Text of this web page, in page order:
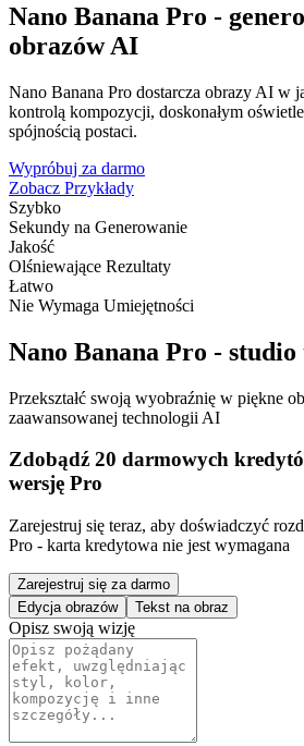
Nano Banana Pro -
obrazów AI
Nano Banana Pro dostarcza obrazy AI w
kontrolą kompozycji, doskonałym
spójnością postaci.
Wypróbuj za darmo
Zobacz Przykłady
Szybko
Sekundy na Generowanie
Jakość
Olśniewające Rezultaty
Łatwo
Nie Wymaga Umiejętności
Nano Banana Pro -
Przekształć swoją wyobraźnię w piękne
zaawansowanej technologii AI
Zdobądź 20 darmowych
wersję Pro
Zarejestruj się teraz, aby doświadczyć
Pro - karta kredytowa nie jest wymagana
Zarejestruj się za darmo
Edycja obrazów
Tekst na obraz
Opisz swoją wizję